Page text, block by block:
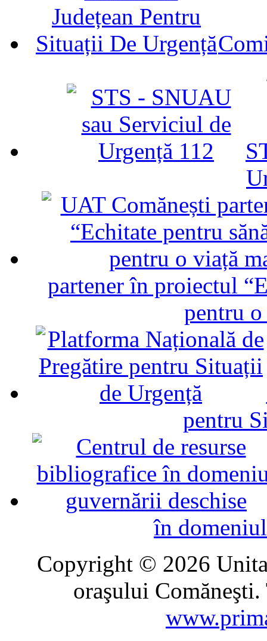
partener în proiectul
pentru
pentru
în
Copyright © 2026
oraşului